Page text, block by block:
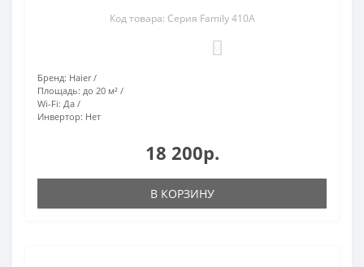
Код товара: Серия Family 410A
Бренд: Haier
Площадь: до 20 м²
Wi-Fi: Да
Инвертор: Нет
18 200р.
В КОРЗИНУ